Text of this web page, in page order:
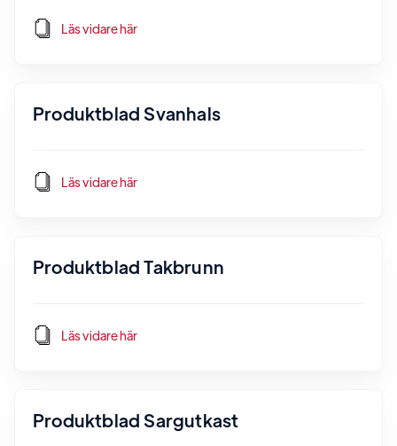
Läs vidare här
Produktblad Svanhals
Läs vidare här
Produktblad Takbrunn
Läs vidare här
Produktblad Sargutkast